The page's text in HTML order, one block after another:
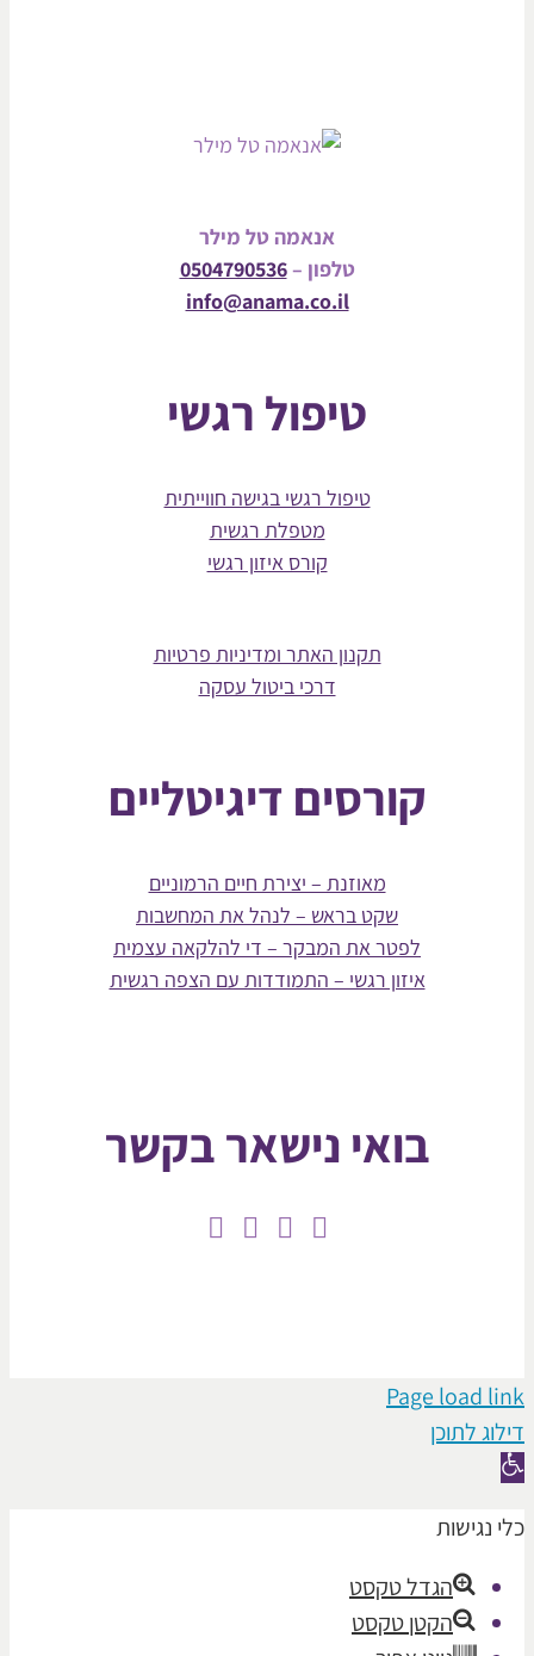
אנאמה טל מילר
טלפון –0504790536
info@anama.co.il
טיפול רגשי
טיפול רגשי בגישה חווייתית
מטפלת רגשית
קורס איזון רגשי
תקנון האתר ומדיניות פרטיות
דרכי ביטול עסקה
קורסים דיגיטליים
מאוזנת – יצירת חיים הרמוניים
שקט בראש – לנהל את המחשבות
לפטר את המבקר – די להלקאה עצמית
איזון רגשי – התמודדות עם הצפה רגשית
בואי נישאר בקשר
Page
הגדל טקסט
הקטן טקסט